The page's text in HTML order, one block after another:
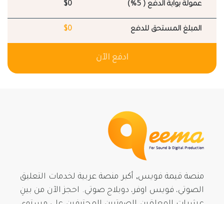
عمولة بوابة الدفع ( 5%)
$0
المبلغ المستحق للدفع $0
ادفع الآن
منصة قيمة فويس, أكبر منصة عربية لخدمات التعليق
الصوتي، فويس اوفر، دوبلاج صوتي. احجز الآن من بينِ